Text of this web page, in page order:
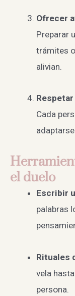
Ofrecer
Preparar
trámites
alivian.
Cada
el duelo
Escribir
palabras
Rituales
vela
persona.